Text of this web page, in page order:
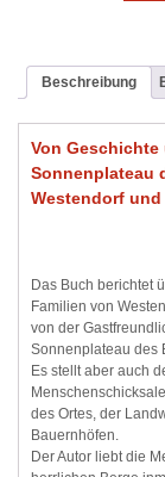
Beschreibung
Von Geschichte
Sonnenplateau
Westendorf
Das Buch berichtet
Familien von
von der
Sonnenplateau des
Es stellt aber auch
des Ortes, der
Bauernhöfen.
Der Autor liebt die